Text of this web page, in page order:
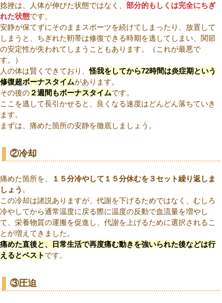
捻挫は、人体が伸びた状態ではなく、 部分的もしくは完全にちぎ
れた状態です。
安静が保てずにそのままスポーツを続けてしまったり、放置して
しまうと、ちぎれた靭帯は修復できる時期を逃してしまい、関節
の安定性が失われてしまうこともあります。（これが最悪で
す。）
人の体は賢くできており、怪我をしてから72時間は炎症期という
修復超ボーナスタイムがあります。
その後の ２週間もボーナスタイムです。
ここを逃して長引かせると、良くなる速度はどんどん落ちていき
ます。
まずは、痛めた箇所の安静を徹底しましょう。
②冷却
痛めた箇所を、
１５分冷やして１５分休むを３セット繰り返しま
しょう 。
この冷却は諸説ありますが、代謝を下げるためではなく、むしろ
冷やしてから通常温度に戻る際に温度の反動で血流量を増やし
て、栄養物質の運搬を促進し、代謝を上げるために選択されるこ
とが増えてきました。
痛めた直後と、日常生活で再度痛む動きを強いられた後などは行
えるとベスト です。
③圧迫